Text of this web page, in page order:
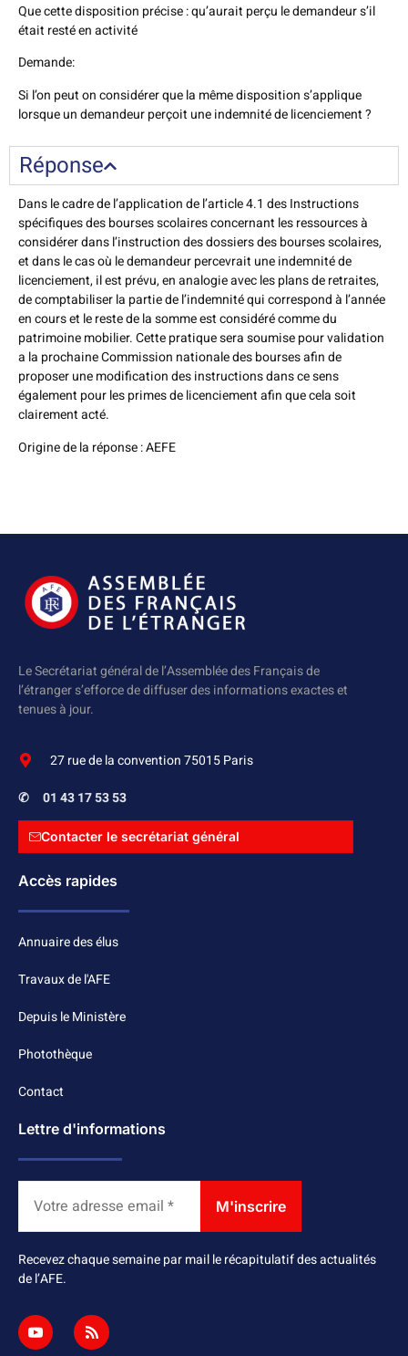
Que cette disposition précise : qu’aurait perçu le demandeur s’il
était resté en activité
Demande:
Si l’on peut on considérer que la même disposition s’applique
lorsque un demandeur perçoit une indemnité de licenciement ?
Réponse
Dans le cadre de l’application de l’article 4.1 des Instructions
spécifiques des bourses scolaires concernant les ressources à
considérer dans l’instruction des dossiers des bourses scolaires,
et dans le cas où le demandeur percevrait une indemnité de
licenciement, il est prévu, en analogie avec les plans de retraites,
de comptabiliser la partie de l’indemnité qui correspond à l’année
en cours et le reste de la somme est considéré comme du
patrimoine mobilier. Cette pratique sera soumise pour validation
a la prochaine Commission nationale des bourses afin de
proposer une modification des instructions dans ce sens
également pour les primes de licenciement afin que cela soit
clairement acté.
Origine de la réponse : AEFE
Le Secrétariat général de l’Assemblée des Français de
l’étranger s’efforce de diffuser des informations exactes et
tenues à jour.
27 rue de la convention 75015 Paris
✆ 01 43 17 53 53
Contacter le secrétariat général
Accès rapides
Annuaire des élus
Travaux de l'AFE
Depuis le Ministère
Photothèque
Contact
Lettre d'informations
Recevez chaque semaine par mail le récapitulatif des actualités
de l’AFE.